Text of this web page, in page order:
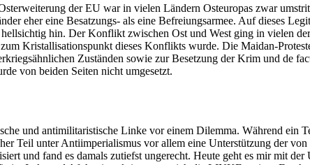
der EU war in vielen Ländern Osteuropas zwar
eher eine Besatzungs- als eine Befreiungsarmee. Auf dieses
hin. Der Konflikt zwischen Ost und West ging in vielen
Kristallisationspunkt dieses Konflikts wurde. Die Maidan-
Zuständen sowie zur Besetzung der Krim und de
von beiden Seiten nicht umgesetzt.
und antimilitaristische Linke vor einem Dilemma. Während ein
Teil unter Antiimperialismus vor allem eine Unterstützung der
und fand es damals zutiefst ungerecht. Heute geht es mir mit